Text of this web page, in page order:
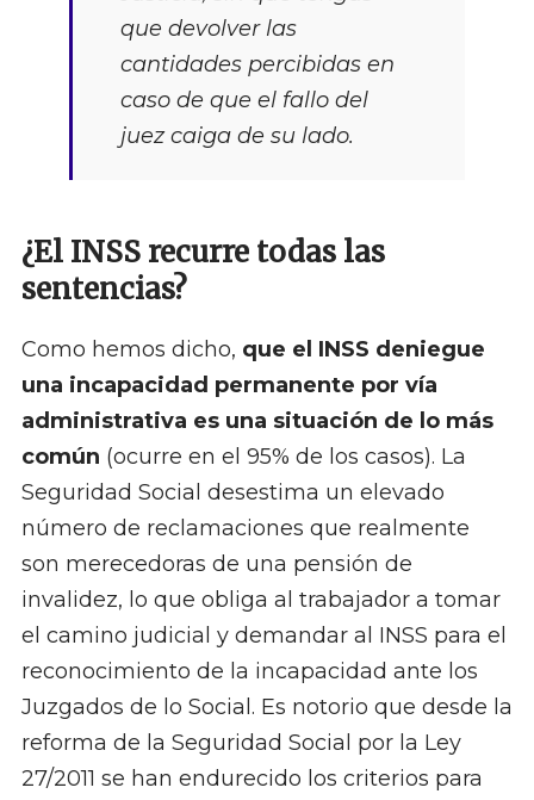
que devolver las
cantidades percibidas en
caso de que el fallo del
juez caiga de su lado.
¿El INSS recurre todas las
sentencias?
Como hemos dicho, que el INSS deniegue
una incapacidad permanente por vía
administrativa es una situación de lo más
común (ocurre en el 95% de los casos). La
Seguridad Social desestima un elevado
número de reclamaciones que realmente
son merecedoras de una pensión de
invalidez, lo que obliga al trabajador a tomar
el camino judicial y demandar al INSS para el
reconocimiento de la incapacidad ante los
Juzgados de lo Social. Es notorio que desde la
reforma de la Seguridad Social por la Ley
27/2011 se han endurecido los criterios para